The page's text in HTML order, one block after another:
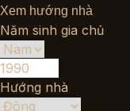
Xem hướng nhà
Năm sinh gia chủ
Hướng nhà